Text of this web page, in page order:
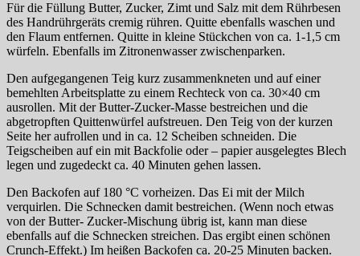
Für die Füllung Butter, Zucker, Zimt und Salz mit dem Rührbesen
des Handrührgeräts cremig rühren. Quitte ebenfalls waschen und
den Flaum entfernen. Quitte in kleine Stückchen von ca. 1-1,5 cm
würfeln. Ebenfalls im Zitronenwasser zwischenparken.
Den aufgegangenen Teig kurz zusammenkneten und auf einer
bemehlten Arbeitsplatte zu einem Rechteck von ca. 30×40 cm
ausrollen. Mit der Butter-Zucker-Masse bestreichen und die
abgetropften Quittenwürfel aufstreuen. Den Teig von der kurzen
Seite her aufrollen und in ca. 12 Scheiben schneiden. Die
Teigscheiben auf ein mit Backfolie oder – papier ausgelegtes Blech
legen und zugedeckt ca. 40 Minuten gehen lassen.
Den Backofen auf 180 °C vorheizen. Das Ei mit der Milch
verquirlen. Die Schnecken damit bestreichen. (Wenn noch etwas
von der Butter- Zucker-Mischung übrig ist, kann man diese
ebenfalls auf die Schnecken streichen. Das ergibt einen schönen
Crunch-Effekt.) Im heißen Backofen ca. 20-25 Minuten backen.